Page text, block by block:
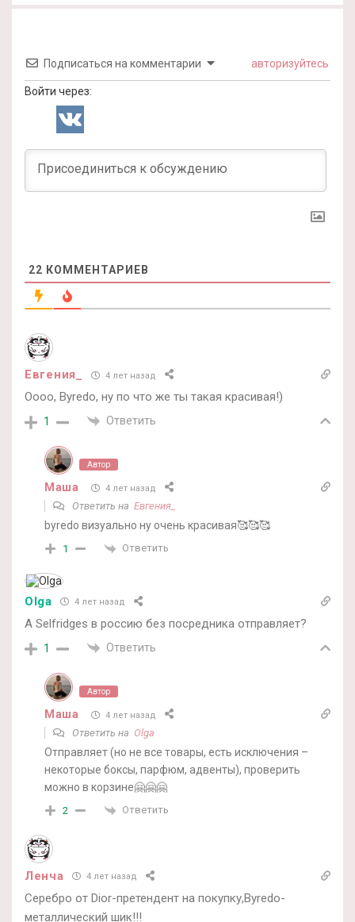
Подписаться на комментарии авторизуйтесь
Войти через:
22 КОММЕНТАРИЕВ
Евгения_ 4 лет назад
Оооо, Byredo, ну по что же ты такая красивая!)
1 Ответить
Автор
Маша 4 лет назад
Ответить на Евгения_
byredo визуально ну очень красивая🥰🥰🥰
1 Ответить
Olga 4 лет назад
А Selfridges в россию без посредника отправляет?
1 Ответить
Автор
Маша 4 лет назад
Ответить на Olga
Отправляет (но не все товары, есть исключения –
некоторые боксы, парфюм, адвенты), проверить
можно в корзине🤗🤗🤗
2 Ответить
Ленча 4 лет назад
Серебро от Dior-претендент на покупку,Byredo-
металлический шик!!!